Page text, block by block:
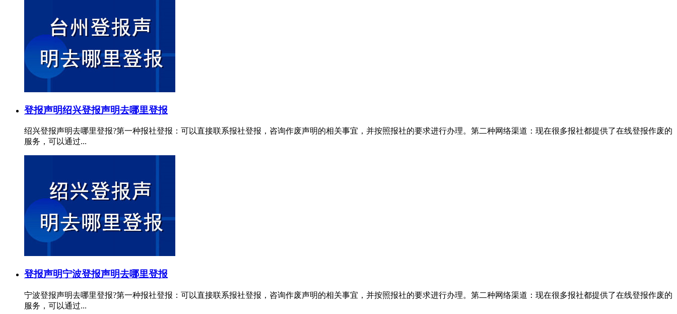
登报声明绍兴登报声明去哪里登报
绍兴登报声明去哪里登报?第一种报社登报：可以直接联系报社登报，咨询作废声明的相关事宜，并按照报社的要求进行办理。第二种网络渠道：现在很多报社都提供了在线登报作废的
服务，可以通过...
登报声明宁波登报声明去哪里登报
宁波登报声明去哪里登报?第一种报社登报：可以直接联系报社登报，咨询作废声明的相关事宜，并按照报社的要求进行办理。第二种网络渠道：现在很多报社都提供了在线登报作废的
服务，可以通过...